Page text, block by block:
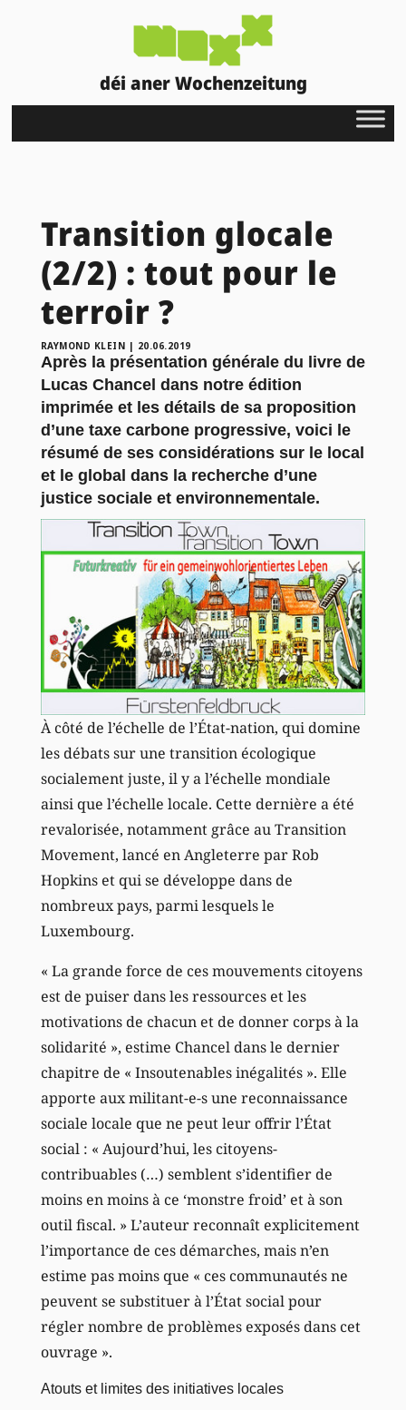
déi aner Wochenzeitung
Transition glocale
(2/2) : tout pour le
terroir ?
RAYMOND KLEIN | 20.06.2019
Après la présentation générale du livre de
Lucas Chancel dans notre édition
imprimée et les détails de sa proposition
d’une taxe carbone progressive, voici le
résumé de ses considérations sur le local
et le global dans la recherche d’une
justice sociale et environnementale.
À côté de l’échelle de l’État-nation, qui domine
les débats sur une transition écologique
socialement juste, il y a l’échelle mondiale
ainsi que l’échelle locale. Cette dernière a été
revalorisée, notamment grâce au Transition
Movement, lancé en Angleterre par Rob
Hopkins et qui se développe dans de
nombreux pays, parmi lesquels le
Luxembourg.
« La grande force de ces mouvements citoyens
est de puiser dans les ressources et les
motivations de chacun et de donner corps à la
solidarité », estime Chancel dans le dernier
chapitre de « Insoutenables inégalités ». Elle
apporte aux militant-e-s une reconnaissance
sociale locale que ne peut leur offrir l’État
social : « Aujourd’hui, les citoyens-
contribuables (…) semblent s’identifier de
moins en moins à ce ‘monstre froid’ et à son
outil fiscal. » L’auteur reconnaît explicitement
l’importance de ces démarches, mais n’en
estime pas moins que « ces communautés ne
peuvent se substituer à l’État social pour
régler nombre de problèmes exposés dans cet
ouvrage ».
Atouts et limites des initiatives locales